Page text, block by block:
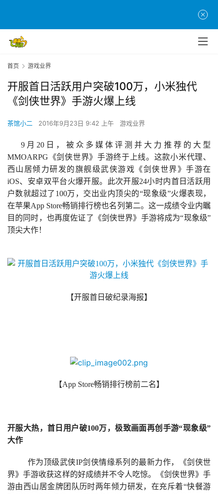
游
创
首页 游戏业界
开服首日活跃用户突破100万，小米独代
《剑侠世界》手游火爆上线
茶馆小二 2016年9月23日 9:42 上午 游戏业界
9 月 20 日，被众多媒体评测并大力推荐的大型
MMOARPG 《剑侠世界》手游终于上线。这款小米代理、
西山居倾力研发的旗舰级武侠游戏《剑侠世界》手游在
iOS、安卓双平台火爆开服。此次开服24小时内首日活跃用
户数就超过了100万，交出业内顶尖的“现象级”火爆表现，
在苹果App Store畅销排行榜也名列第二。 这一成绩令业内瞩
目的同时，也再度佐证了《剑侠世界》手游将成为“现象级”
顶尖大作！
【开服首日破纪录海报】
【App Store畅销排行榜前二名】
开服大热，首日用户破100万，极致画面再创手游“现象级”
大作
作为顶级武侠IP剑侠情缘系列的最新力作，《剑侠世
界》手游收获这样的好成绩并不令人吃惊。《剑侠世界》手
游由西山居金牌团队历时两年倾力研发，在充斥着“快餐游